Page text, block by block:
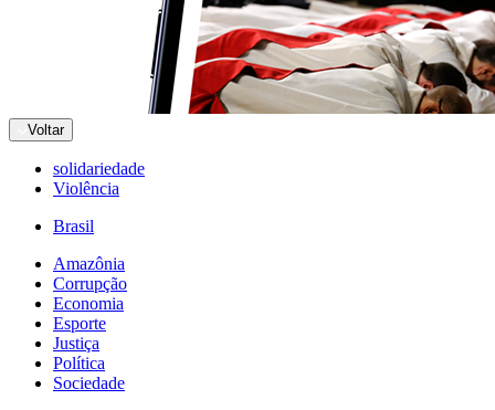
Voltar
solidariedade
Violência
Brasil
Amazônia
Corrupção
Economia
Esporte
Justiça
Política
Sociedade